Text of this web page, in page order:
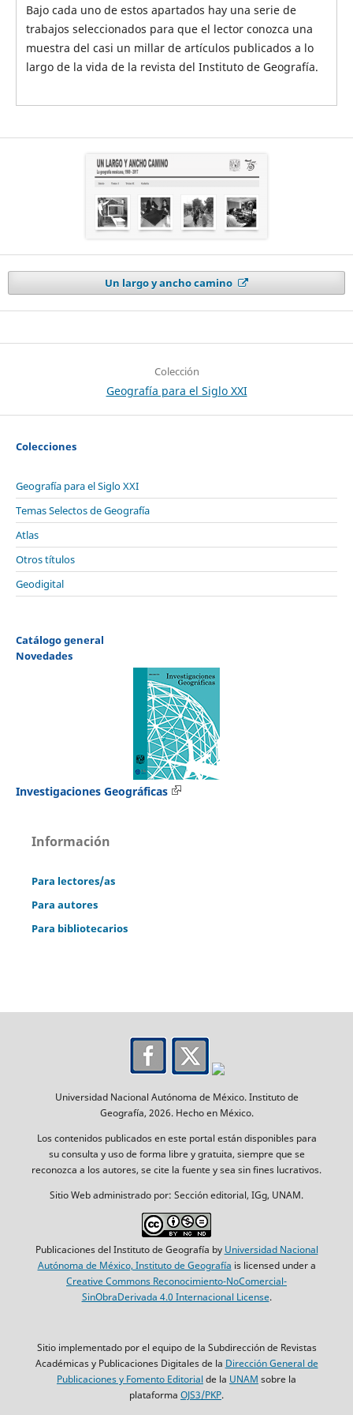
Bajo cada uno de estos apartados hay una serie de
trabajos seleccionados para que el lector conozca una
muestra del casi un millar de artículos publicados a lo
largo de la vida de la revista del Instituto de Geografía.
Un largo y ancho camino
Colección
Geografía para el Siglo XXI
Colecciones
Geografía para el Siglo XXI
Temas Selectos de Geografía
Atlas
Otros títulos
Geodigital
Catálogo general
Novedades
Investigaciones Geográficas
Información
Para lectores/as
Para autores
Para bibliotecarios
Universidad Nacional Autónoma de México. Instituto de
Geografía, 2026. Hecho en México.
Los contenidos publicados en este portal están disponibles para
su consulta y uso de forma libre y gratuita, siempre que se
reconozca a los autores, se cite la fuente y sea sin fines lucrativos.
Sitio Web administrado por: Sección editorial, IGg, UNAM.
Publicaciones del Instituto de Geografía by Universidad Nacional
Autónoma de México, Instituto de Geografía is licensed under a
Creative Commons Reconocimiento-NoComercial-
SinObraDerivada 4.0 Internacional License.
Sitio implementado por el equipo de la Subdirección de Revistas
Académicas y Publicaciones Digitales de la Dirección General de
Publicaciones y Fomento Editorial de la UNAM sobre la
plataforma OJS3/PKP.